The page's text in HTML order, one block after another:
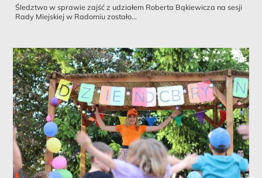
Śledztwo w sprawie zajść z udziałem Roberta Bąkiewicza na sesji
Rady Miejskiej w Radomiu zostało...